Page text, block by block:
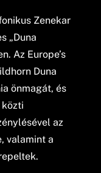
Zenekar
„Duna
Az Europe’s
Duna
önmagát, és
az
valamint a